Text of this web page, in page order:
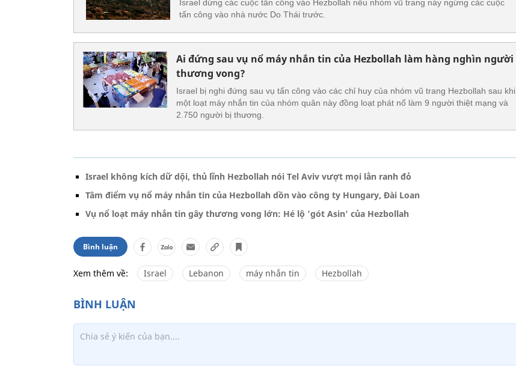
Israel dừng các cuộc tấn công vào Hezbollah nếu nhóm vũ trang này ngừng các cuộc
tấn công vào nhà nước Do Thái trước.
Ai đứng sau vụ nổ máy nhắn tin của Hezbollah làm hàng nghìn người
thương vong?
Israel bị nghi đứng sau vụ tấn công vào các chỉ huy của nhóm vũ trang Hezbollah sau khi
một loạt máy nhắn tin của nhóm quân này đồng loạt phát nổ làm 9 người thiệt mạng và
2.750 người bị thương.
Israel không kích dữ dội, thủ lĩnh Hezbollah nói Tel Aviv vượt mọi lằn ranh đỏ
Tâm điểm vụ nổ máy nhắn tin của Hezbollah dồn vào công ty Hungary, Đài Loan
Vụ nổ loạt máy nhắn tin gây thương vong lớn: Hé lộ 'gót Asin' của Hezbollah
Bình luận
Xem thêm về: Israel Lebanon máy nhắn tin Hezbollah